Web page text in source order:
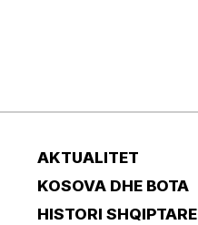
AKTUALITET
KOSOVA DHE BOTA
HISTORI SHQIPTARE